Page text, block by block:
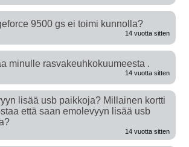
9500 gs ei toimi kunnolla?
14 vuotta sitten
minulle rasvakeuhkokuumeesta .
14 vuotta sitten
lisää usb paikkoja? Millainen kortti
että saan emolevyyn lisää usb
14 vuotta sitten